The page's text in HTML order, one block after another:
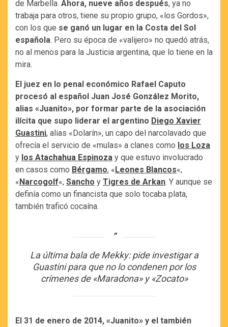
de Marbella. Ahora, nueve años después, ya no
trabaja para otros, tiene su propio grupo, «los Gordos»,
con los que se ganó un lugar en la Costa del Sol
española. Pero su época de «valijero» no quedó atrás,
no al menos para la Justicia argentina, que lo tiene en la
mira.
El juez en lo penal económico Rafael Caputo
procesó al español Juan José González Morito,
alias «Juanito», por formar parte de la asociación
ilícita que supo liderar el argentino Diego Xavier
Guastini, alias «Dolarín», un capo del narcolavado que
ofrecía el servicio de «mulas» a clanes como los Loza
y los Atachahua Espinoza y que estuvo involucrado
en casos como Bérgamo, «Leones Blancos«,
«Narcogolf«, Sancho y Tigres de Arkan. Y aunque se
definía como un financista que solo tocaba plata,
también traficó cocaína.
La última bala de Mekky: pide investigar a
Guastini para que no lo condenen por los
crímenes de «Maradona» y «Zocato»
El 31 de enero de 2014, «Juanito» y el también